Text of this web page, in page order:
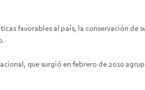
favorables al país, la conservación de
que surgió en febrero de 2010